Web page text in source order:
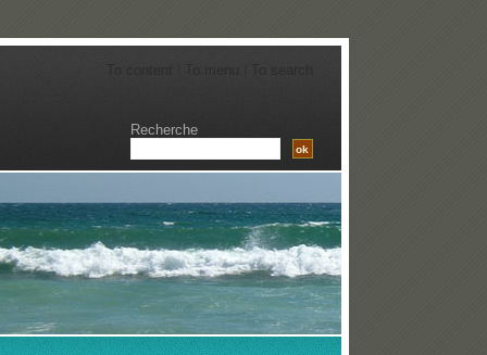
Recherche